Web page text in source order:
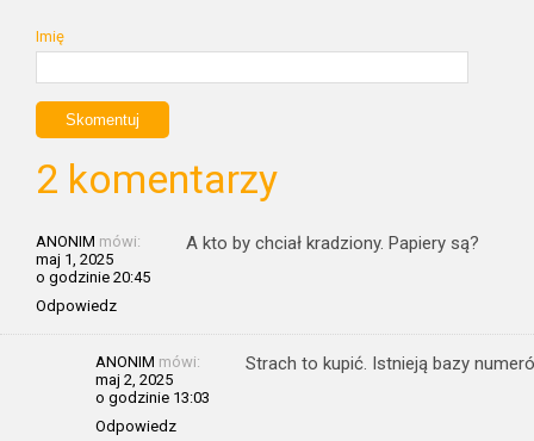
Imię
2 komentarzy
ANONIM mówi:
maj 1, 2025
o godzinie 20:45
Odpowiedz
A kto by chciał kradziony. Papiery są?
ANONIM mówi:
maj 2, 2025
o godzinie 13:03
Odpowiedz
Strach to kupić. Istnieją bazy